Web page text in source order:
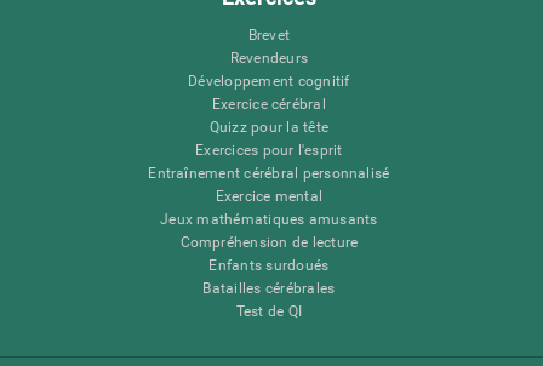
Brevet
Revendeurs
Développement cognitif
Exercice cérébral
Quizz pour la tête
Exercices pour l'esprit
Entraînement cérébral personnalisé
Exercice mental
Jeux mathématiques amusants
Compréhension de lecture
Enfants surdoués
Batailles cérébrales
Test de QI